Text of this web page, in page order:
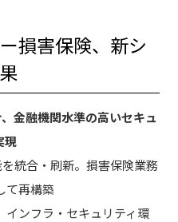
損害保険、新シ
金融機関水準の高いセキュ
現
統合・刷新。損害保険業務
て再構築
インフラ・セキュリティ環